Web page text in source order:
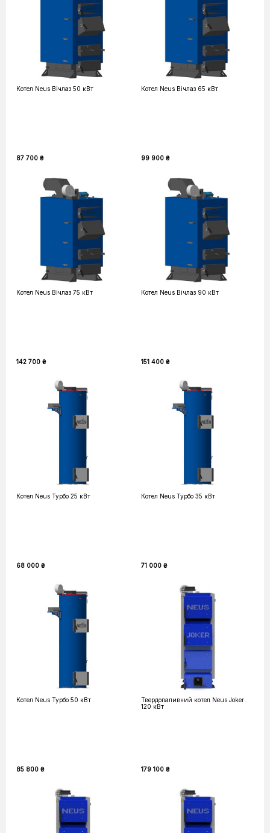
Котел Neus Вічлаз 50 кВт
87 700 ₴
Котел Neus Вічлаз 65 кВт
99 900 ₴
Котел Neus Вічлаз 75 кВт
142 700 ₴
Котел Neus Вічлаз 90 кВт
151 400 ₴
Котел Neus Турбо 25 кВт
68 000 ₴
Котел Neus Турбо 35 кВт
71 000 ₴
Котел Neus Турбо 50 кВт
85 800 ₴
Твердопаливний котел Neus Joker
120 кВт
179 100 ₴